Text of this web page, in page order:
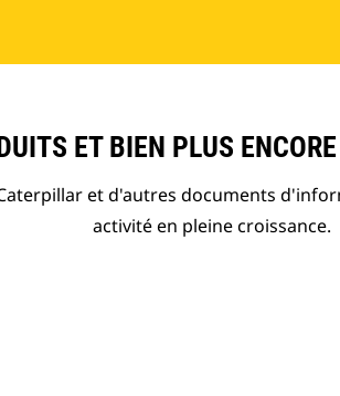
ET BIEN PLUS
et d'autres documents
activité en pleine croissance.